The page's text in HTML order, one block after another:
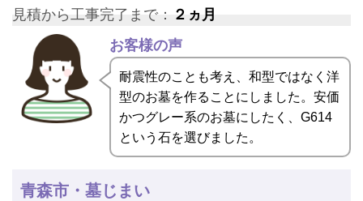
見積から工事完了まで： ２ヵ月
お客様の声
耐震性のことも考え、和型ではなく洋
型のお墓を作ることにしました。安価
かつグレー系のお墓にしたく、G614
という石を選びました。
青森市・墓じまい